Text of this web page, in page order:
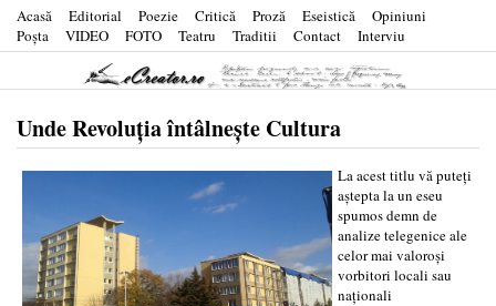
Acasă Editorial Poezie Critică Proză Eseistică
Opiniuni
Poşta
VIDEO FOTO Teatru Traditii Contact Interviu
Unde Revoluţia întâlneşte Cultura
La acest titlu vă puteţi
aştepta la un eseu
spumos demn de
analize telegenice ale
celor mai valoroşi
vorbitori locali sau
naţionali